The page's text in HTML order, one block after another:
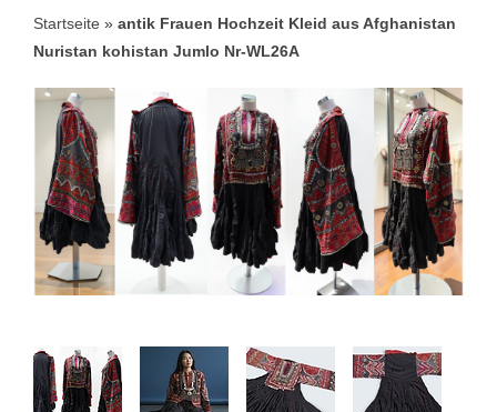
Startseite » antik Frauen Hochzeit Kleid aus Afghanistan
Nuristan kohistan Jumlo Nr-WL26A